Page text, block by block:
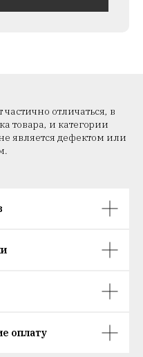
отличаться, в
товара, и категории
является дефектом или
оплату